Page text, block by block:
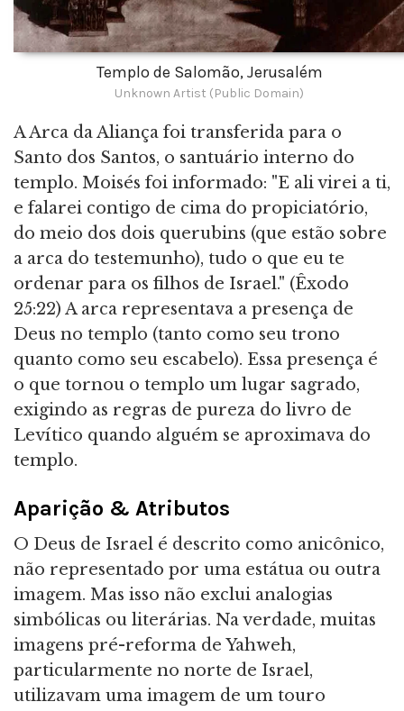
Templo de Salomão, Jerusalém
Unknown Artist (Public Domain)
A Arca da Aliança foi transferida para o
Santo dos Santos, o santuário interno do
templo. Moisés foi informado: "E ali virei a ti,
e falarei contigo de cima do propiciatório,
do meio dos dois querubins (que estão sobre
a arca do testemunho), tudo o que eu te
ordenar para os filhos de Israel." (Êxodo
25:22) A arca representava a presença de
Deus no templo (tanto como seu trono
quanto como seu escabelo). Essa presença é
o que tornou o templo um lugar sagrado,
exigindo as regras de pureza do livro de
Levítico quando alguém se aproximava do
templo.
Aparição & Atributos
O Deus de Israel é descrito como anicônico,
não representado por uma estátua ou outra
imagem. Mas isso não exclui analogias
simbólicas ou literárias. Na verdade, muitas
imagens pré-reforma de Yahweh,
particularmente no norte de Israel,
utilizavam uma imagem de um touro